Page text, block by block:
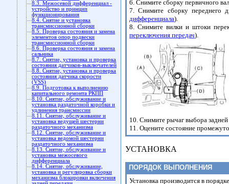
8.3. Межосевой дифференциал -
устройство и принцип
функционирования
8.4. Снятие и установка
трансмиссионной сборки
8.5. Проверка состояния и замена
элементов опор подвески
трансмиссионной сборки
8.6. Проверка состояния и замена
сальника
8.7. Снятие, установка и проверка
состояния датчиков-выключателей
8.8. Снятие, установка и проверка
состояния датчика скорости
(VSS)
8.9. Подготовка к выполнению
капитального ремонта РКПП
8.10. Снятие, обслуживание и
установка раздаточной коробки и
удлинения трансмиссии
8.11. Снятие, обслуживание и
установка ведущей шестерни
раздаточного механизма
8.12. Снятие, обслуживание и
установка ведомой шестерни
раздаточного механизма
8.13. Снятие, обслуживание и
установка межосевого
дифференциала
8.14. Снятие, обслуживание,
установка и регулировка сборки
механизма блокировки включения
6. Снимите сборку первичного
7. Снимите сборку переднего
дифференциала).
8. Снимите вилки и штоки
переключения передач).
10. Снимите рычаг выбора задней
11. Оцените состояние
УСТАНОВКА
ПОРЯДОК ВЫПОЛНЕНИЯ
Установка производится в